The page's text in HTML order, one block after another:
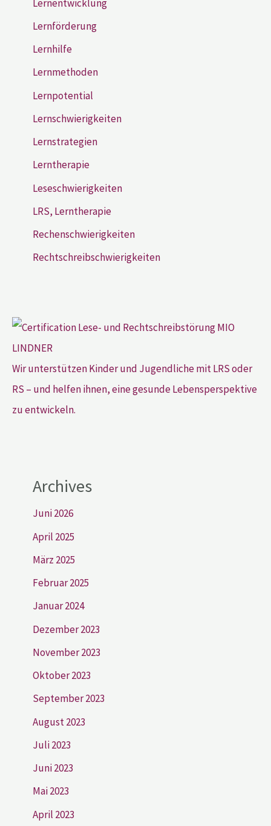
Lernentwicklung
Lernförderung
Lernhilfe
Lernmethoden
Lernpotential
Lernschwierigkeiten
Lernstrategien
Lerntherapie
Leseschwierigkeiten
LRS, Lerntherapie
Rechenschwierigkeiten
Rechtschreibschwierigkeiten
Wir unterstützen Kinder und Jugendliche mit LRS oder
RS – und helfen ihnen, eine gesunde Lebensperspektive
zu entwickeln.
Archives
Juni 2026
April 2025
März 2025
Februar 2025
Januar 2024
Dezember 2023
November 2023
Oktober 2023
September 2023
August 2023
Juli 2023
Juni 2023
Mai 2023
April 2023